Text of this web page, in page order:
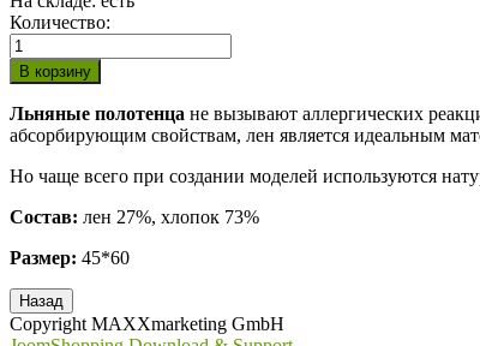
Количество:
Льняные полотенца не вызывают аллергических
абсорбирующим свойствам, лен является идеальным
Но чаще всего при создании моделей используются
Состав: лен 27%, хлопок 73%
Размер: 45*60
Copyright MAXXmarketing GmbH